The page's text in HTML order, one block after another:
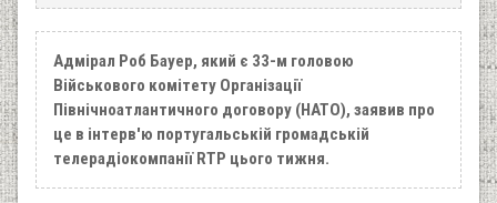
Адмірал Роб Бауер, який є 33-м головою
Військового комітету Організації
Північноатлантичного договору (НАТО), заявив про
це в інтерв'ю португальській громадській
телерадіокомпанії RTP цього тижня.